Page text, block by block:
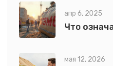
апр 6, 2025
Что
мая 12, 2026